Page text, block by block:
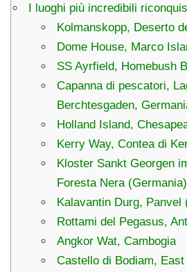
I luoghi più incredibili
Kolmanskopp, Deserto
Dome House, Marco
SS Ayrfield, Homebush
Capanna di pescatori,
Berchtesgaden,
Holland Island,
Kerry Way, Contea di
Kloster Sankt Georgen
Foresta Nera (Germania)
Kalavantin Durg, Panvel
Rottami del Pegasus,
Angkor Wat, Cambogia
Castello di Bodiam,